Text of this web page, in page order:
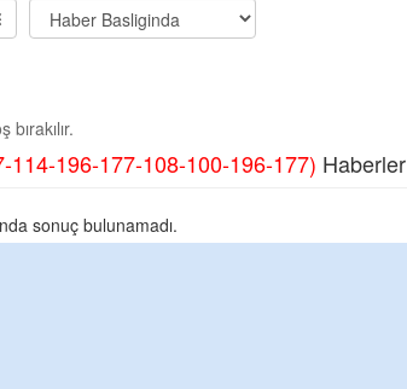
196-177-108-100-196-177) Haberler
sonuç bulunamadı.